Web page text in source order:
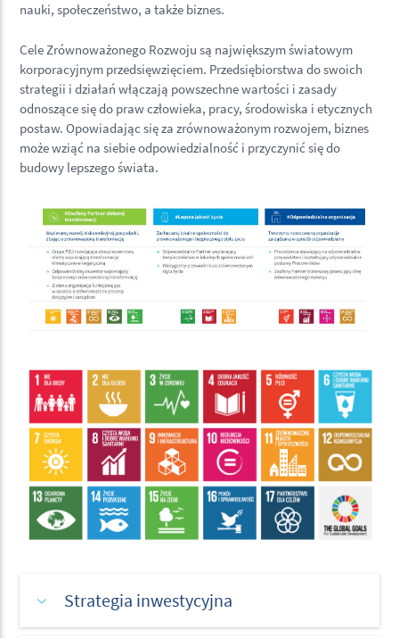
nauki, społeczeństwo, a także biznes.
Cele Zrównoważonego Rozwoju są największym światowym
korporacyjnym przedsięwzięciem. Przedsiębiorstwa do swoich
strategii i działań włączają powszechne wartości i zasady
odnoszące się do praw człowieka, pracy, środowiska i etycznych
postaw. Opowiadając się za zrównoważonym rozwojem, biznes
może wziąć na siebie odpowiedzialność i przyczynić się do
budowy lepszego świata.
Strategia inwestycyjna